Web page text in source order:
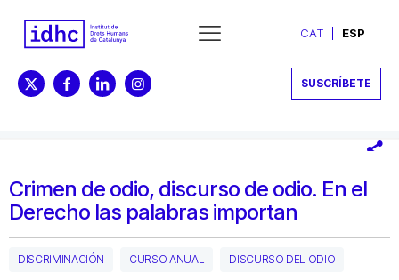
CAT ESP
SUSCRÍBETE
Crimen de odio, discurso de odio. En el
Derecho las palabras importan
DISCRIMINACIÓN CURSO ANUAL DISCURSO DEL ODIO